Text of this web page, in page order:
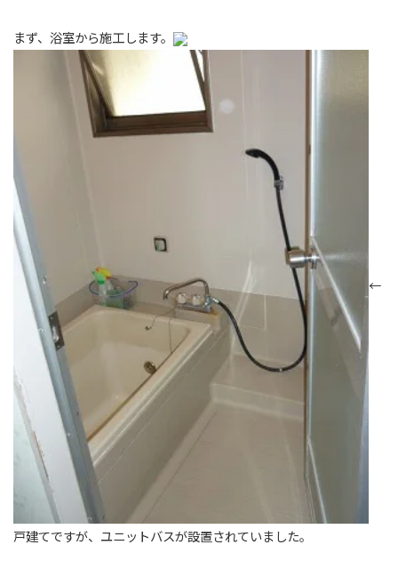
まず、浴室から施工します。
←
戸建てですが、ユニットバスが設置されていました。